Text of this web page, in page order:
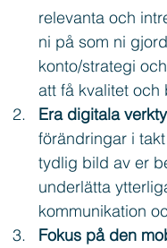
relevanta och
ni på som ni
konto/strategi
att få kvalitet och
Era digitala
förändringar i
tydlig bild av er
underlätta
kommunikation
Fokus på den